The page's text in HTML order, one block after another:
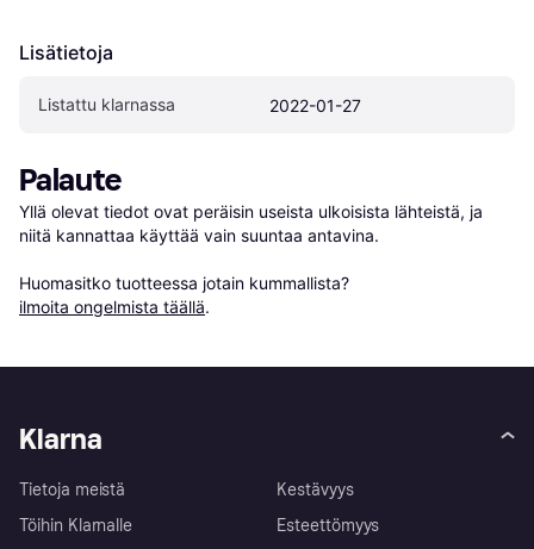
Lisätietoja
Listattu klarnassa 2022-01-27
Palaute
Yllä olevat tiedot ovat peräisin useista ulkoisista lähteistä, ja
niitä kannattaa käyttää vain suuntaa antavina.
Huomasitko tuotteessa jotain kummallista?
ilmoita ongelmista täällä.
Klarna
Tietoja meistä
Töihin Klarnalle
Kestävyys
Esteettömyys